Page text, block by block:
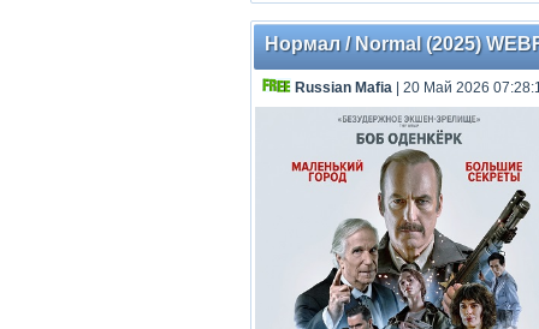
Нормал / Normal (2025)
Russian Mafia | 20 Май 2026